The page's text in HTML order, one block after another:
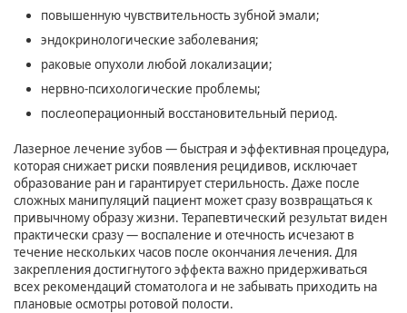
повышенную чувствительность зубной эмали;
эндокринологические заболевания;
раковые опухоли любой локализации;
нервно-психологические проблемы;
послеоперационный восстановительный период.
Лазерное лечение зубов — быстрая и эффективная процедура,
которая снижает риски появления рецидивов, исключает
образование ран и гарантирует стерильность. Даже после
сложных манипуляций пациент может сразу возвращаться к
привычному образу жизни. Терапевтический результат виден
практически сразу — воспаление и отечность исчезают в
течение нескольких часов после окончания лечения. Для
закрепления достигнутого эффекта важно придерживаться
всех рекомендаций стоматолога и не забывать приходить на
плановые осмотры ротовой полости.